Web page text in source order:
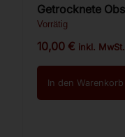
Vorrätig
10,00€ inkl. MwSt.
In den Warenkorb